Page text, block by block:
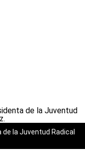
la Juventud Radical